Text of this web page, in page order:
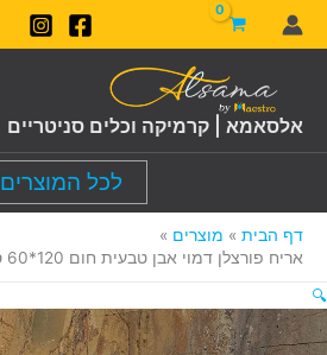
דילוג
לתוכן
אלסאמא | קרמיקה וכלים סניטריים
לכל המוצרים
דף הבית
מוצרים
אריח פורצלן דמוי אבן טבעית חום 120*60 ס"מ איטלקי
🔍